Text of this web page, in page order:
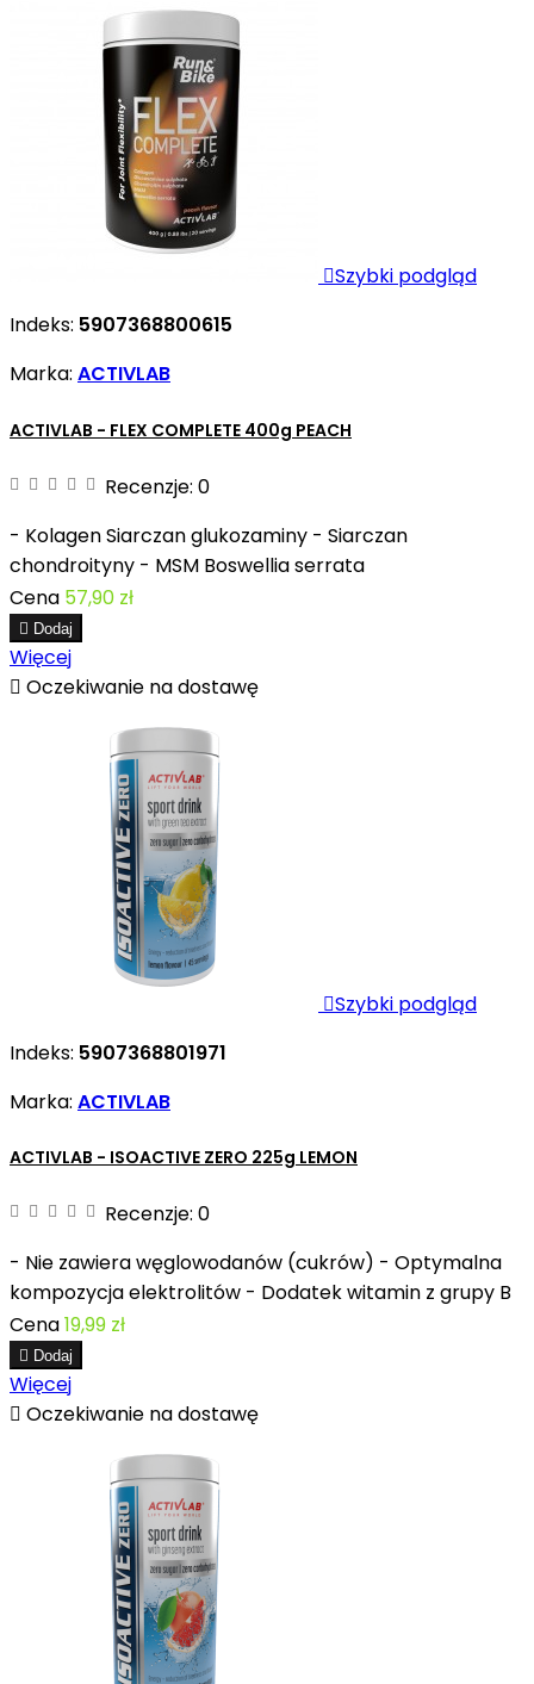
Szybki podgląd
Indeks: 5907368800615
Marka: ACTIVLAB
ACTIVLAB - FLEX COMPLETE 400g PEACH
Recenzje: 0
- Kolagen Siarczan glukozaminy - Siarczan
chondroityny - MSM Boswellia serrata
Cena 57,90 zł
 Dodaj
Więcej
 Oczekiwanie na dostawę
Szybki podgląd
Indeks: 5907368801971
Marka: ACTIVLAB
ACTIVLAB - ISOACTIVE ZERO 225g LEMON
Recenzje: 0
- Nie zawiera węglowodanów (cukrów) - Optymalna
kompozycja elektrolitów - Dodatek witamin z grupy B
Cena19,99 zł
 Dodaj
Więcej
 Oczekiwanie na dostawę